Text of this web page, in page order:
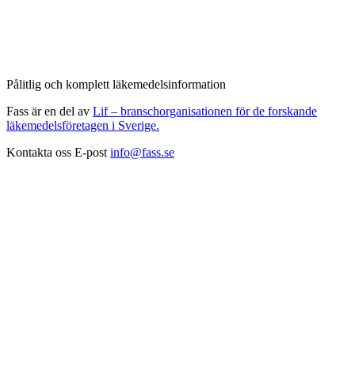
Pålitlig och komplett läkemedelsinformation
Fass är en del av Lif – branschorganisationen för de forskande
läkemedelsföretagen i Sverige.
Kontakta oss E-post info@fass.se